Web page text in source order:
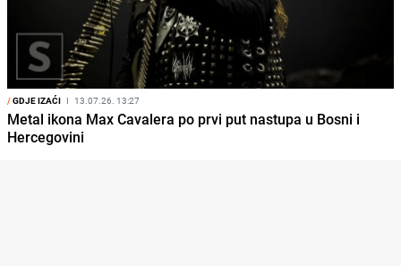
/GDJE IZAĆI I 13.07.26. 13:27
Metal ikona Max Cavalera po prvi put nastupa u Bosni i
Hercegovini